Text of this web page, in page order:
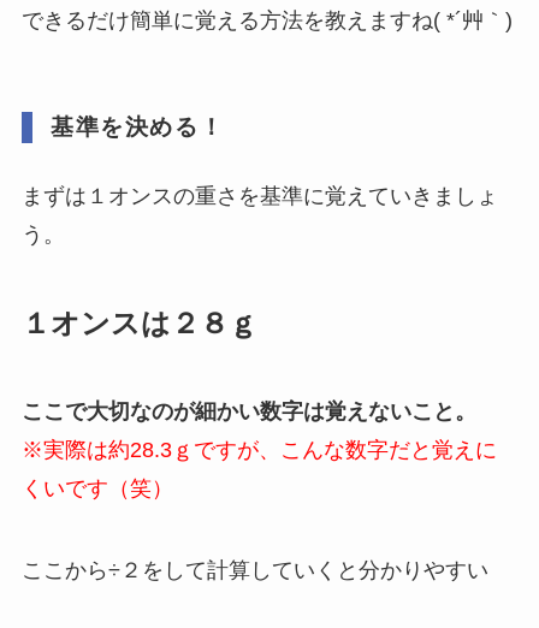
できるだけ簡単に覚える方法を教えますね( *´艸｀)
基準を決める！
まずは１オンスの重さを基準に覚えていきましょ
う。
１オンスは２８ｇ
ここで大切なのが細かい数字は覚えないこと。
※実際は約28.3ｇですが、こんな数字だと覚えに
くいです（笑）
ここから÷２をして計算していくと分かりやすい